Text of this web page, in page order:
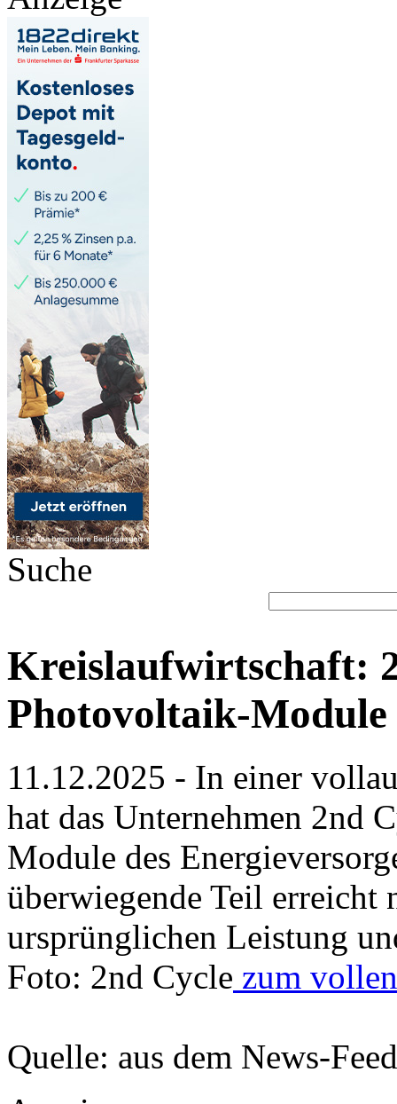
Suche
Kreislaufwirtschaft:
Photovoltaik-
11.12.2025 - In einer
hat das Unternehmen 2nd
Module des
überwiegende Teil erreicht
ursprünglichen Leistung
Foto: 2nd Cycle zum
Quelle: aus dem News-